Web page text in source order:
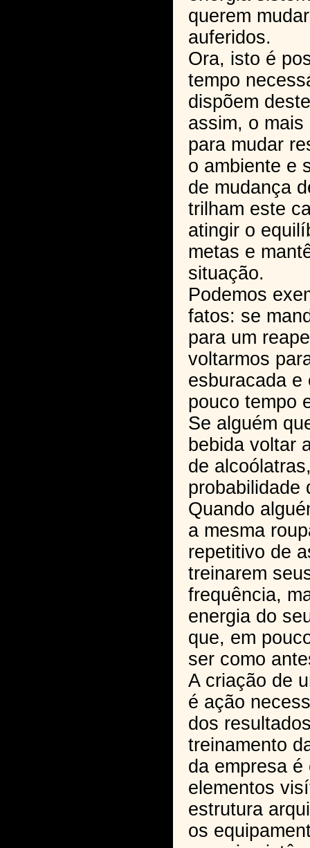
querem
auferidos.
Ora, isto é
tempo
dispõem
assim, o
para mudar
o ambiente e
de mudança
trilham este
atingir o
metas e
situação.
Podemos
fatos: se
para um
voltarmos
esburacada e
pouco tempo
Se alguém
bebida voltar
de
probabilidade
Quando
a mesma
repetitivo de
treinarem
frequência,
energia do
que, em
ser como
A criação de
é ação
dos
treinamento
da empresa
elementos
estrutura
os